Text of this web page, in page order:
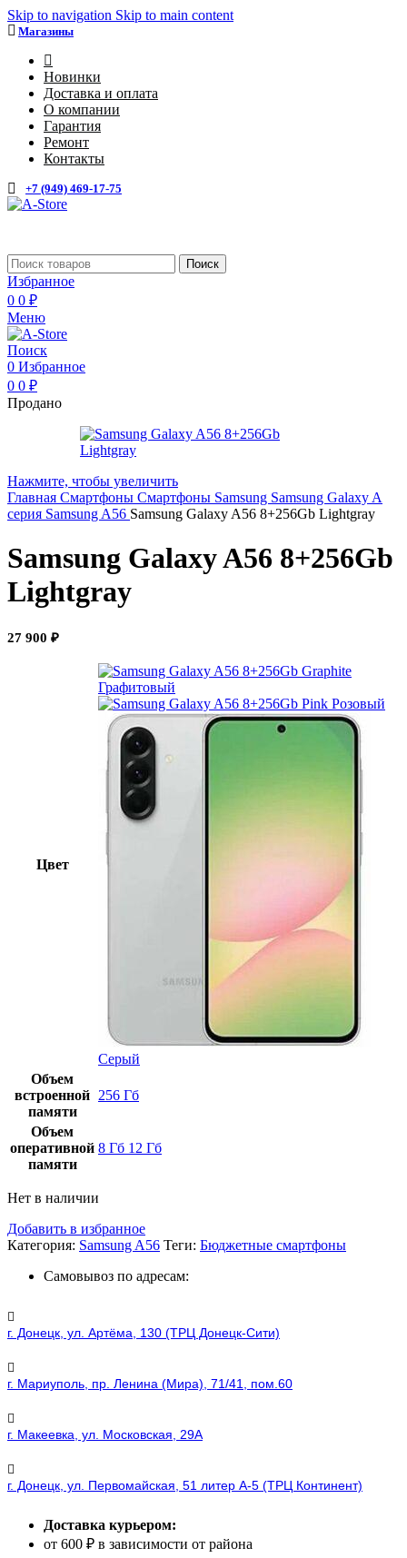
Skip to navigation Skip to main content
Магазины
Новинки
Доставка и оплата
О компании
Гарантия
Ремонт
Контакты
+7 (949) 469-17-75
Поиск
Избранное
0 0 ₽
Меню
Поиск
0 Избранное
0 0 ₽
Продано
Нажмите, чтобы увеличить
Главная Смартфоны Смартфоны Samsung Samsung Galaxy A
серия Samsung A56 Samsung Galaxy A56 8+256Gb Lightgray
Samsung Galaxy A56 8+256Gb
Lightgray
27 900 ₽
Цвет
Графитовый
Розовый
Серый
Объем
встроенной
памяти
256 Гб
Объем
оперативной
памяти
8 Гб 12 Гб
Нет в наличии
Добавить в избранное
Категория: Samsung A56 Теги: Бюджетные смартфоны
Самовывоз по адресам:
г. Донецк, ул. Артёма, 130 (ТРЦ Донецк-Сити)
г. Мариуполь, пр. Ленина (Мира), 71/41, пом.60
г. Макеевка, ул. Московская, 29А
г. Донецк, ул. Первомайская, 51 литер А-5 (ТРЦ Континент)
Доставка курьером:
от 600 ₽ в зависимости от района